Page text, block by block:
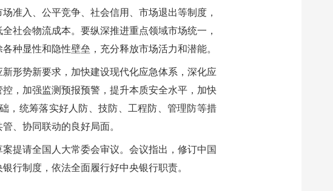
准入、公平竞争、社会信用、市场退出等制度，
社会物流成本。要纵深推进重点领域市场统一，
种显性和隐性壁垒，充分释放市场活力和潜能。
形势新要求，加快建设现代化应急体系，深化应
，加强监测预报预警，提升本质安全水平，加快
，统筹落实好人防、技防、工程防、管理防等措
、协同联动的良好局面。
提请全国人大常委会审议。会议指出，修订中国
行制度，依法全面履行好中央银行职责。